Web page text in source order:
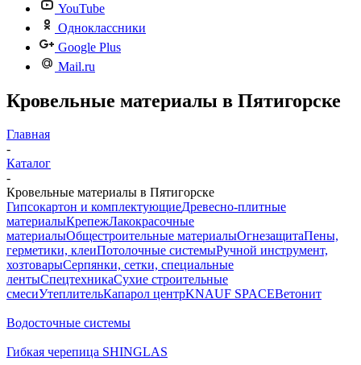
YouTube
Одноклассники
Google Plus
Mail.ru
Кровельные материалы в Пятигорске
Главная
-
Каталог
-
Кровельные материалы в Пятигорске
Гипсокартон и комплектующиеДревесно-плитные
материалыКрепежЛакокрасочные
материалыОбщестроительные материалыОгнезащитаПены,
герметики, клеиПотолочные системыРучной инструмент,
хозтоварыСерпянки, сетки, специальные
лентыСпецтехникаСухие строительные
смесиУтеплительКапарол центрKNAUF SPACEВетонит
Водосточные системы
Гибкая черепица SHINGLAS